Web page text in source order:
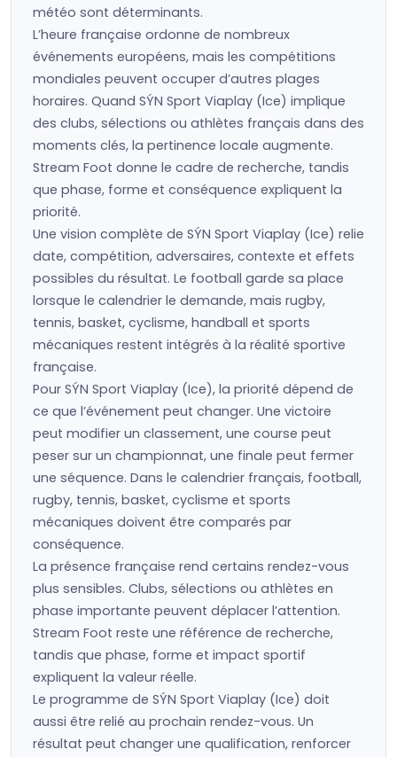
météo sont déterminants.
L’heure française ordonne de nombreux
événements européens, mais les compétitions
mondiales peuvent occuper d’autres plages
horaires. Quand SÝN Sport Viaplay (Ice) implique
des clubs, sélections ou athlètes français dans des
moments clés, la pertinence locale augmente.
Stream Foot donne le cadre de recherche, tandis
que phase, forme et conséquence expliquent la
priorité.
Une vision complète de SÝN Sport Viaplay (Ice) relie
date, compétition, adversaires, contexte et effets
possibles du résultat. Le football garde sa place
lorsque le calendrier le demande, mais rugby,
tennis, basket, cyclisme, handball et sports
mécaniques restent intégrés à la réalité sportive
française.
Pour SÝN Sport Viaplay (Ice), la priorité dépend de
ce que l’événement peut changer. Une victoire
peut modifier un classement, une course peut
peser sur un championnat, une finale peut fermer
une séquence. Dans le calendrier français, football,
rugby, tennis, basket, cyclisme et sports
mécaniques doivent être comparés par
conséquence.
La présence française rend certains rendez-vous
plus sensibles. Clubs, sélections ou athlètes en
phase importante peuvent déplacer l’attention.
Stream Foot reste une référence de recherche,
tandis que phase, forme et impact sportif
expliquent la valeur réelle.
Le programme de SÝN Sport Viaplay (Ice) doit
aussi être relié au prochain rendez-vous. Un
résultat peut changer une qualification, renforcer